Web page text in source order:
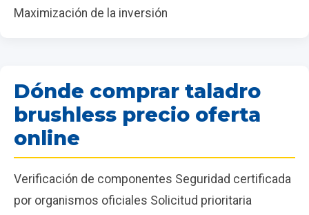
Maximización de la inversión
Dónde comprar taladro
brushless precio oferta
online
Verificación de componentes Seguridad certificada
por organismos oficiales Solicitud prioritaria